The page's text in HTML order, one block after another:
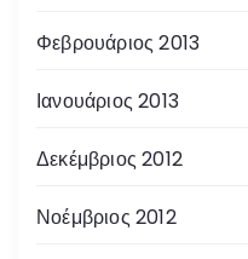
Φεβρουάριος 2013
Ιανουάριος 2013
Δεκέμβριος 2012
Νοέμβριος 2012